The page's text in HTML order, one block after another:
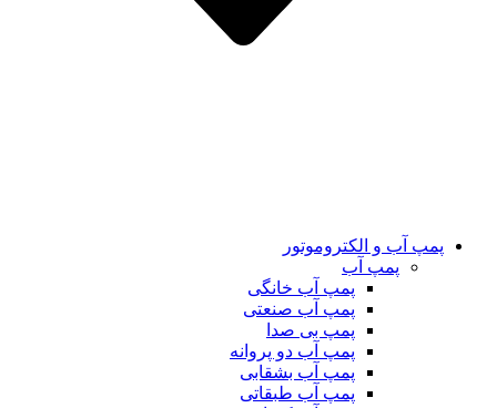
پمپ آب و الکتروموتور
پمپ آب
پمپ آب خانگی
پمپ آب صنعتی
پمپ بی صدا
پمپ آب دو پروانه
پمپ آب بشقابی
پمپ آب طبقاتی